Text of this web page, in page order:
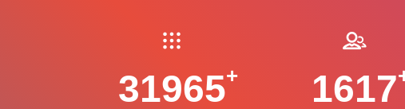
31965 1617